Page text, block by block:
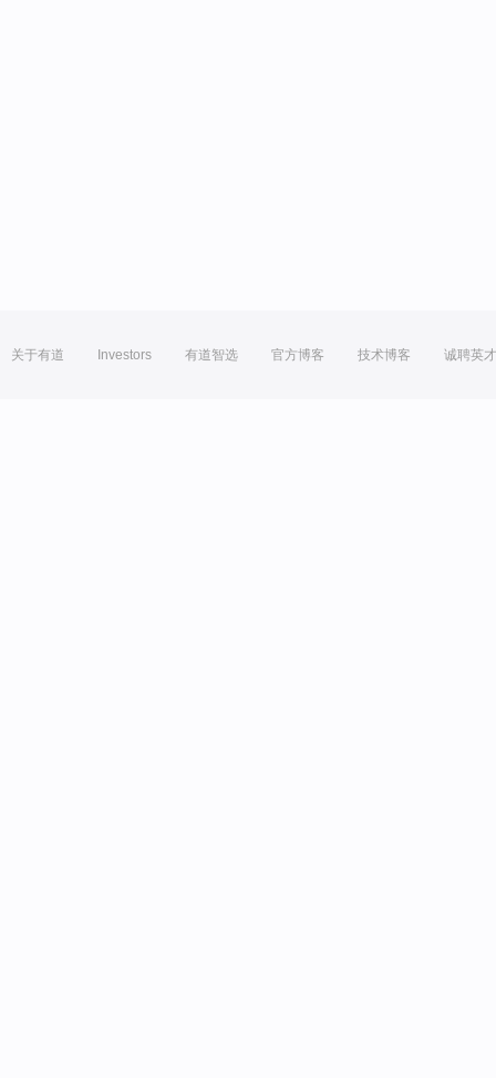
关于有道 Investors 有道智选 官方博客 技术博客 诚聘英才